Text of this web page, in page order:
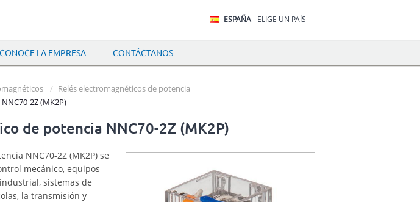
ESPAÑA- ELIGE UN PAÍS
CONOCE LA EMPRESA CONTÁCTANOS
Relés electromagnéticos de potencia
2Z (MK2P)
de potencia NNC70-2Z (MK2P)
NNC70-2Z (MK2P) se
mecánico, equipos
sistemas de
la transmisión y